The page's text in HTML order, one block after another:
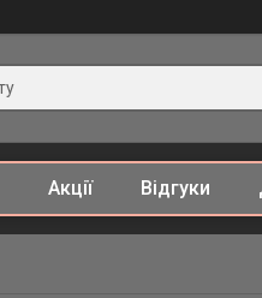
Акції Відгуки